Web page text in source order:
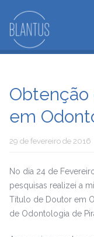
Obtenção
em
29 de fevereiro de 2016
No dia 24 de
pesquisas realizei a
Título de Doutor em
de Odontologia de